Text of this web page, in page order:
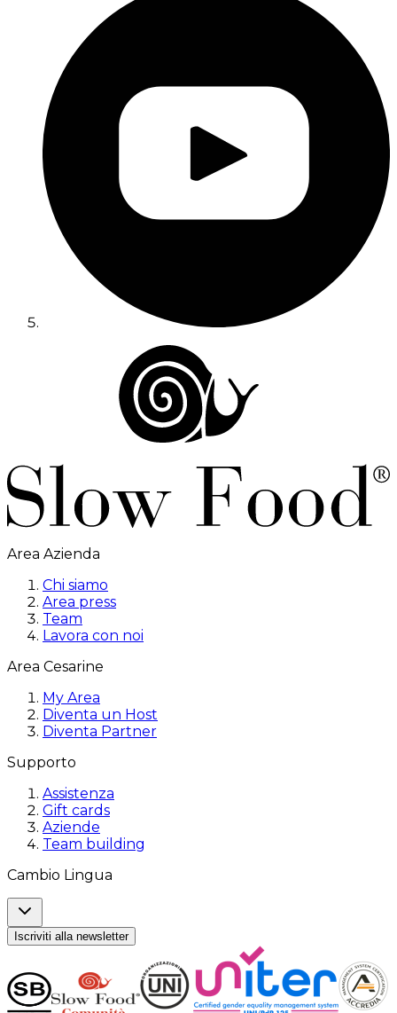
Area Azienda
Chi siamo
Area press
Team
Lavora con noi
Area Cesarine
My Area
Diventa un Host
Diventa Partner
Supporto
Assistenza
Gift cards
Aziende
Team building
Cambio Lingua
Iscriviti alla newsletter